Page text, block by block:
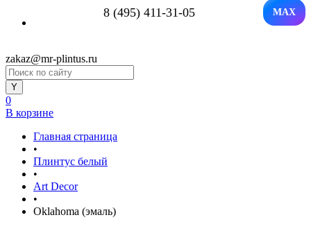
8 (495) 411-31-05 MAX
zakaz@mr-plintus.ru
0
В корзине
Главная страница
•
Плинтус белый
•
Art Decor
•
Oklahoma (эмаль)